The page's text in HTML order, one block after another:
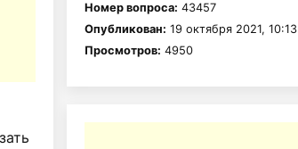
Номер вопроса: 43457
Опубликован: 19 октября 2021, 10:13
Просмотров: 4950